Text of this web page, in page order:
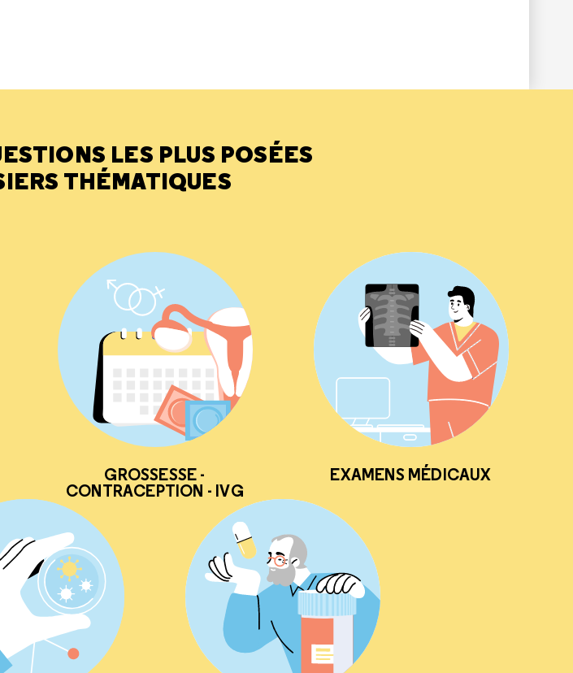
LES PLUS POSÉES
THÉMATIQUES
GROSSESSE -
CONTRACEPTION - IVG
EXAMENS MÉDICAUX